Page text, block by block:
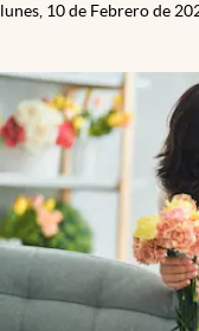
lunes, 10 de Febrero de